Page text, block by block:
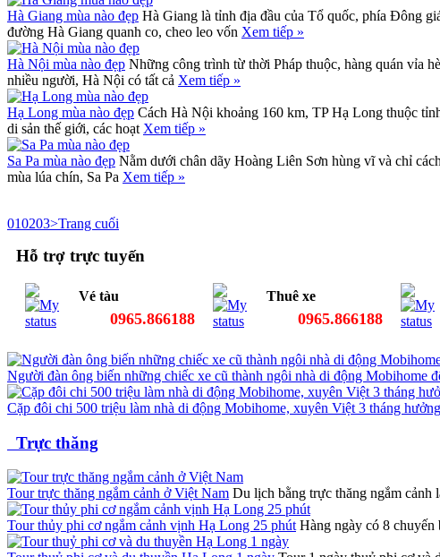
Hà Giang mùa nào đẹp Hà Giang là tỉnh địa đầu của Tổ quốc, phía Đông
đường Hà Giang quanh co, cheo leo vốn Xem tiếp »
Hà Nội mùa nào đẹp Những công trình từ thời Pháp thuộc, hàng quán vỉa
nhiều người, Hà Nội có tất cả Xem tiếp »
Hạ Long mùa nào đẹp Cách Hà Nội khoảng 160 km, TP Hạ Long thuộc
di sản thế giới, các hoạtXem tiếp »
Sa Pa mùa nào đẹp Nằm dưới chân dãy Hoàng Liên Sơn hùng vĩ và chỉ
mùa lúa chín, Sa Pa Xem tiếp »
010203>Trang cuối
Hỗ trợ trực tuyến
Vé tàu
0965.866188
Thuê xe
0965.866188
Người đàn ông biến những chiếc xe cũ thành ngôi nhà di động Mobihome
Cặp đôi chi 500 triệu làm nhà di động Mobihome, xuyên Việt 3 tháng
Trực thăng
Tour trực thăng ngắm cảnh ở Việt Nam Du lịch bằng trực thăng ngắm cảnh
Tour thủy phi cơ ngắm cảnh vịnh Hạ Long 25 phút Hàng ngày có 8 chuyến